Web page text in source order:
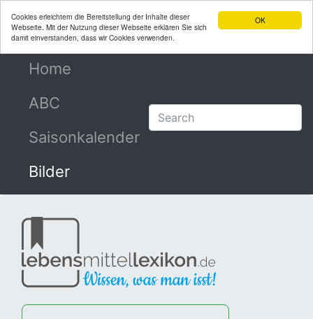
OK
Cookies erleichtern die Bereitstellung der Inhalte dieser
Webseite. Mit der Nutzung dieser Webseite erklären Sie sich
damit einverstanden, dass wir Cookies verwenden.
Home
ABC
Saisonkalender
Bilder